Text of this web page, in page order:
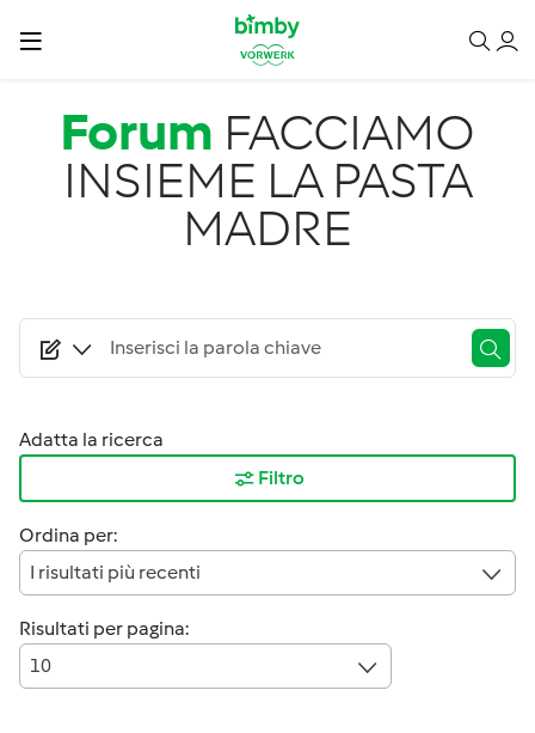
Salta al contenuto principale
Forum FACCIAMO
INSIEME LA PASTA
MADRE
Adatta la ricerca
Filtro
Ordina per:
I risultati più recenti
Risultati per pagina:
10